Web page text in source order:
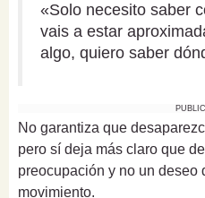
«Solo necesito saber
vais a estar
algo, quiero saber
No garantiza que
pero sí deja más claro que
preocupación y no un deseo
movimiento.